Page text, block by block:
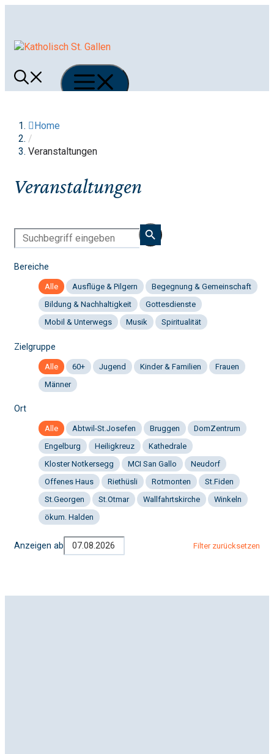
Menü
Home
/
Veranstaltungen
Veranstaltungen
Bereiche
Alle Ausflüge & Pilgern
Begegnung & Gemeinschaft
Bildung & Nachhaltigkeit
Gottesdienste
Mobil & Unterwegs
Musik Spiritualität
Zielgruppe
Alle 60+ Jugend Kinder & Familien
Frauen
Männer
Ort
Alle Abtwil-St.Josefen Bruggen
DomZentrum
Engelburg
Heiligkreuz
Kathedrale
Kloster Notkersegg
MCI San Gallo
Neudorf
Offenes Haus
Riethüsli Rotmonten
St.Fiden
St.Georgen
St.Otmar Wallfahrtskirche
Winkeln
ökum. Halden
Anzeigen ab Filter zurücksetzen